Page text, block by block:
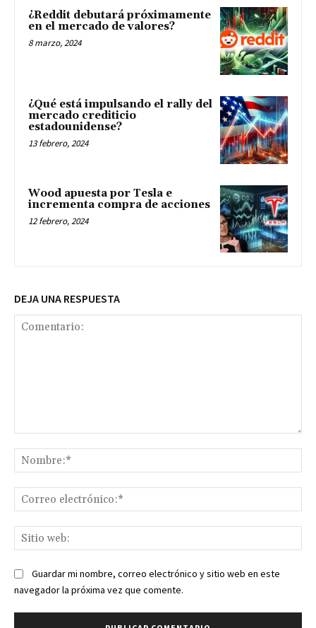
¿Reddit debutará próximamente
en el mercado de valores?
8 marzo, 2024
¿Qué está impulsando el rally del
mercado crediticio
estadounidense?
13 febrero, 2024
Wood apuesta por Tesla e
incrementa compra de acciones
12 febrero, 2024
DEJA UNA RESPUESTA
Guardar mi nombre, correo electrónico y sitio web en este
navegador la próxima vez que comente.